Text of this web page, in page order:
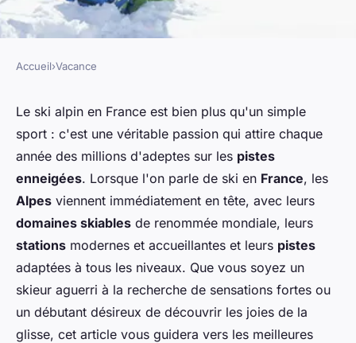
Quels sont les meilleurs spots
pour le ski alpin dans les Alpes
françaises?
Gaspard•30 juin 2024•5 min de lecture
Accueil›Vacance
Le ski alpin en France est bien plus qu'un simple
sport : c'est une véritable passion qui attire chaque
année des millions d'adeptes sur les pistes
enneigées. Lorsque l'on parle de ski en France, les
Alpes viennent immédiatement en tête, avec leurs
domaines skiables de renommée mondiale, leurs
stations modernes et accueillantes et leurs pistes
adaptées à tous les niveaux. Que vous soyez un
skieur aguerri à la recherche de sensations fortes ou
un débutant désireux de découvrir les joies de la
glisse, cet article vous guidera vers les meilleures